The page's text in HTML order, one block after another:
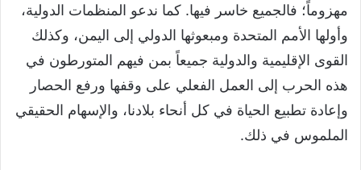
مهزوماً؛ فالجميع خاسر فيها. كما ندعو المنظمات الدولية،
وأولها الأمم المتحدة ومبعوثها الدولي إلى اليمن، وكذلك
القوى الإقليمية والدولية جميعاً بمن فيهم المتورطون في
هذه الحرب إلى العمل الفعلي على وقفها ورفع الحصار
وإعادة تطبيع الحياة في كل أنحاء بلادنا، والإسهام الحقيقي
الملموس في ذلك.